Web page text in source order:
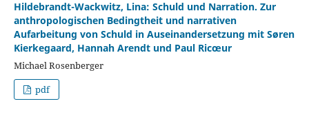
Hildebrandt-Wackwitz, Lina: Schuld und Narration. Zur
anthropologischen Bedingtheit und narrativen
Aufarbeitung von Schuld in Auseinandersetzung mit Søren
Kierkegaard, Hannah Arendt und Paul Ricœur
Michael Rosenberger
pdf